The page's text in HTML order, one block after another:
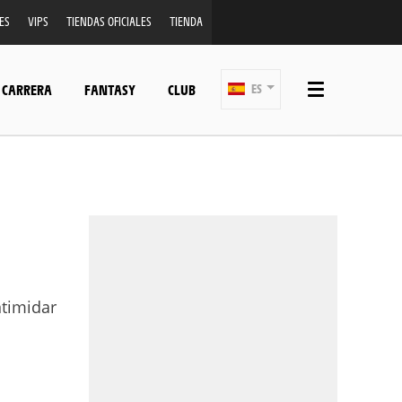
VIPS TIENDAS OFICIALES TIENDA
FANTASY CLUB ES